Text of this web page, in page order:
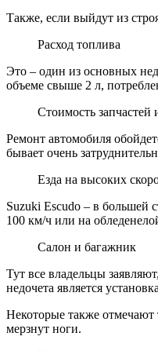
Также, если выйдут из
Расход топлива
Это – один из основных
объеме свыше 2 л,
Стоимость запчастей
Ремонт автомобиля
бывает очень
Езда на высоких
Suzuki Escudo – в большей
100 км/ч или на
Салон и багажник
Тут все владельцы
недочета является
Некоторые также отмечают
мерзнут ноги.